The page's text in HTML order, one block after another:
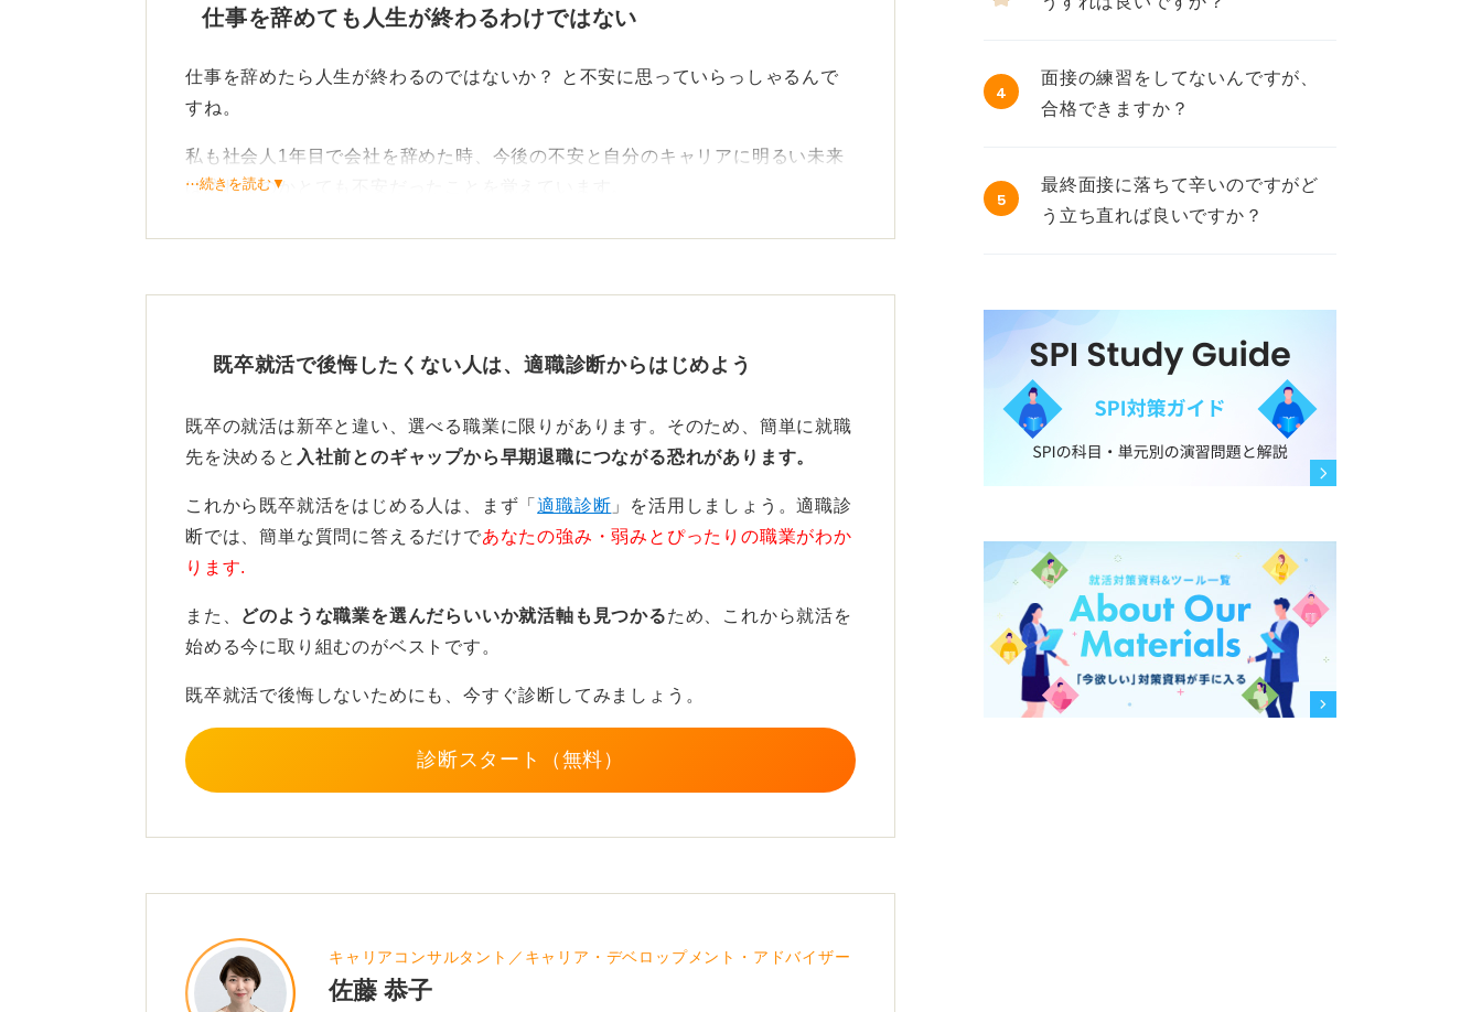
仕事を辞めても人生が終わるわけではない
仕事を辞めたら人生が終わるのではないか？ と不安に思っていらっしゃるんで
すね。
私も社会人1年目で会社を辞めた時、今後の不安と自分のキャリアに明るい未来
は訪れるのかとても不安だったことを覚えています。
不安なら、退職前に転職先を探すのがおすすめ
けられます。
精神的なプレッシャーと経済面を考えて、可能な限り在職中に転職活動をするの
がおすすめです。ブランクを開けることなく新しい会社に入社できます。
これまでの業務に求められた力から自分のスキルを見いだそう
また、スキルにも自信がないとのことなので、まずはこれまでやってきたことを
この時のポイントは、感情を入れずに事実だけをひたすら羅列することです。そ
てください。
たとえば、営業の書類作成という業務に対しては「業務遂行力」「必要なことを
先回りして対応する力」が必要です。
少しオーバーなくらいで大丈夫なので、とにかく書いてみましょう。「○○力」
てくださいね。
⋯続きを読む▼
既卒就活で後悔したくない人は、適職診断からはじめよう
既卒の就活は新卒と違い、選べる職業に限りがあります。そのため、簡単に就職
先を決めると 入社前とのギャップから早期退職につながる恐れがあります。
これから既卒就活をはじめる人は、まず「適職診断 」を活用しましょう。適職診
断では、簡単な質問に答えるだけであなたの強み・弱みとぴったりの職業がわか
ります.
また、 どのような職業を選んだらいいか就活軸も見つかるため、これから就活を
始める今に取り組むのがベストです。
既卒就活で後悔しないためにも、今すぐ診断してみましょう。
診断スタート（無料）
キャリアコンサルタント／キャリア・デベロップメント・アドバイザー
佐藤 恭子
4
面接の練習をしてないんですが、
合格できますか？
5
最終面接に落ちて辛いのですがど
う立ち直れば良いですか？